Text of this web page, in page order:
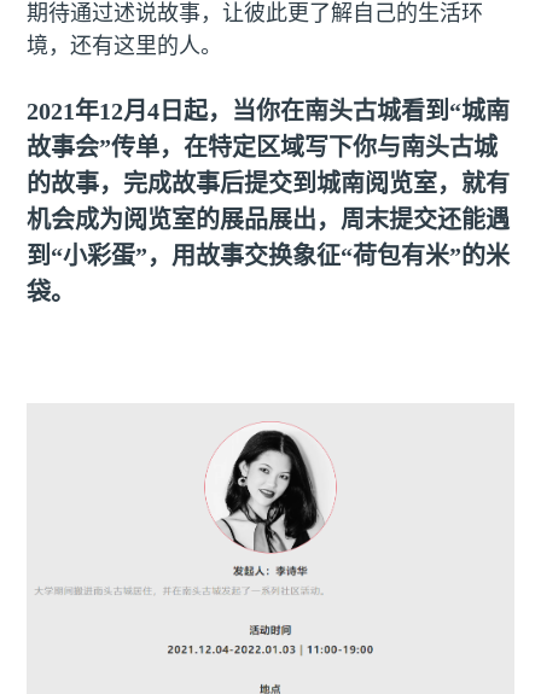
期待通过述说故事，让彼此更了解自己的生活环
境，还有这里的人。
2021年12月4日起，当你在南头古城看到“城南
故事会”传单，在特定区域写下你与南头古城
的故事，完成故事后提交到城南阅览室，就有
机会成为阅览室的展品展出，周末提交还能遇
到“小彩蛋”，用故事交换象征“荷包有米”的米
袋。